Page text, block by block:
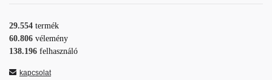
29.554 termék
60.806 vélemény
138.196 felhasználó
kapcsolat